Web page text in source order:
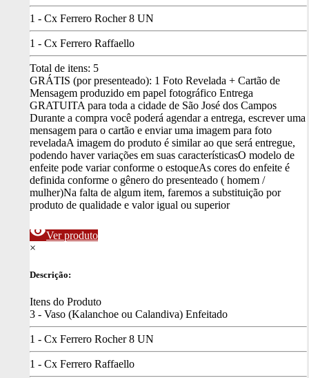
1 - Cx Ferrero Rocher 8 UN
1 - Cx Ferrero Raffaello
Total de itens: 5
GRÁTIS (por presenteado): 1 Foto Revelada + Cartão de
Mensagem produzido em papel fotográfico Entrega
GRATUITA para toda a cidade de São José dos Campos
Durante a compra você poderá agendar a entrega, escrever uma
mensagem para o cartão e enviar uma imagem para foto
reveladaA imagem do produto é similar ao que será entregue,
podendo haver variações em suas característicasO modelo de
enfeite pode variar conforme o estoqueAs cores do enfeite é
definida conforme o gênero do presenteado ( homem /
mulher)Na falta de algum item, faremos a substituição por
produto de qualidade e valor igual ou superior
visibilityVer produto
×
Descrição:
Itens do Produto
3 - Vaso (Kalanchoe ou Calandiva) Enfeitado
1 - Cx Ferrero Rocher 8 UN
1 - Cx Ferrero Raffaello